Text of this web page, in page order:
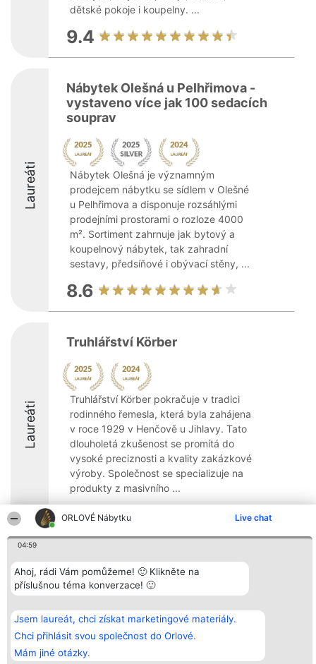
ORLOVÉ Nábytku Live chat
04:59
Ahoj, rádi Vám pomůžeme! 🙂 Klikněte na
příslušnou téma konverzace! 🙂
Jsem laureát, chci získat marketingové materiály.
Chci přihlásit svou společnost do Orlové.
Mám jiné otázky.
dětské pokoje i koupelny. ...
9.4
Laureáti
Nábytek Olešná u Pelhřimova -
vystaveno více jak 100 sedacích
souprav
Nábytek Olešná je významným
prodejcem nábytku se sídlem v Olešné
u Pelhřimova a disponuje rozsáhlými
prodejními prostorami o rozloze 4000
m². Sortiment zahrnuje jak bytový a
koupelnový nábytek, tak zahradní
sestavy, předsíňové i obývací stěny, ...
8.6
Laureáti
Truhlářství Körber
Truhlářství Körber pokračuje v tradici
rodinného řemesla, která byla zahájena
v roce 1929 v Henčově u Jihlavy. Tato
dlouholetá zkušenost se promítá do
vysoké preciznosti a kvality zakázkové
výroby. Společnost se specializuje na
produkty z masivního ...
8.3
Organizátor hlasování
Bright Side Solutions sp. z o.
o. sp. k.
ul. Ruska 22
KRS 0000749100 | Regon
381313360 | NIP 8943132676
Plebiscyt
Vítězové
Seznam všech
laureátů
Pravidla
ochrany
Kontakt